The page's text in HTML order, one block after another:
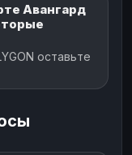
Авангард
оставьте